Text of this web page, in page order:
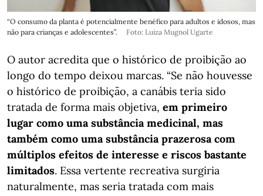
“O consumo da planta é potencialmente benéfico para adultos e idosos, mas
não para crianças e adolescentes”.
Foto: Luiza Mugnol Ugarte
O autor acredita que o histórico de proibição ao
longo do tempo deixou marcas. “Se não houvesse
o histórico de proibição, a canábis teria sido
tratada de forma mais objetiva, em primeiro
lugar como uma substância medicinal, mas
também como uma substância prazerosa com
múltiplos efeitos de interesse e riscos bastante
limitados. Essa vertente recreativa surgiria
naturalmente, mas seria tratada com mais